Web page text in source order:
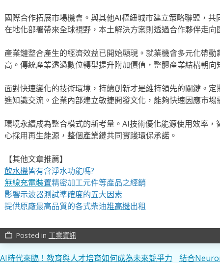
國際合作拓展市場機會。與其他AI樞紐城市建立策略聯盟，
在地化部署帶來全球視野，本土解決方案則透過合作夥伴走向
產業鏈整合產生的經濟效益已開始顯現。就業機會多元化帶
高。傳統產業透過數位轉型提升附加價值，整體產業結構朝向
面對快速變化的技術環境，持續創新才是維持領先的關鍵。
進知識交流。企業內部建立敏捷開發文化，能夠快速因應市場
環境永續成為整合模式的新考量。AI技術優化能源使用效率
心採用再生能源，整個產業鏈共同實踐環保承諾。
【其他文章推薦】
飲水機皆有含淨水功能嗎?
無線充電裝置精密加工元件等產品之經銷
影響示波器測試準確度的五大因素
提供原廠最高品質的各式柴油堆高機出租
work_outline Posted in 工業資訊
AI時代來臨！教育與人才培育如何成為未來競爭力
結合